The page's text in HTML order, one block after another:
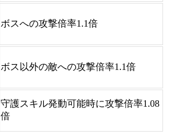
ボスへの攻撃倍率1.1倍
ボス以外の敵への攻撃倍率1.1倍
守護スキル発動可能時に攻撃倍率1.08
倍